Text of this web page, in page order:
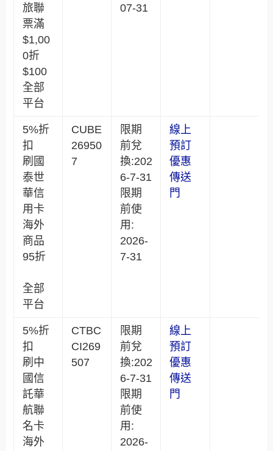
旅聯
票滿
$1,00
0折
$100
全部
平台
07-31
5%折
扣
刷國
泰世
華信
用卡
海外
商品
95折
全部
平台
CUBE
26950
7
限期
前兌
換:202
6-7-31
限期
前使
用:
2026-
7-31
線上
預訂
優惠
傳送
門
5%折
扣
刷中
國信
託華
航聯
名卡
海外
CTBC
CI269
507
限期
前兌
換:202
6-7-31
限期
前使
用:
2026-
線上
預訂
優惠
傳送
門